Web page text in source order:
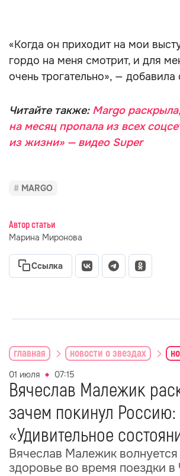
«Когда он приходит на мои
гордо на меня смотрит, и для
очень трогательно», — добавила
Читайте также: Margo
на месяц пропала из всех
из жизни» — видео Super
MARGO
Автор статьи
Марина Миронова
Ссылка
главная новости о звездах
01 июля 07:15
Вячеслав Малежик
зачем покинул Россию:
«Удивительное
Вячеслав Малежик
здоровье во время поездки